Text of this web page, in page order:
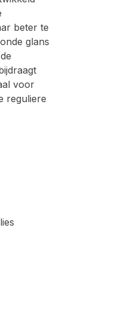
beter te
glans
voor
reguliere